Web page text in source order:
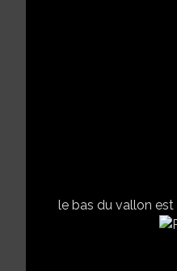
le bas du vallon